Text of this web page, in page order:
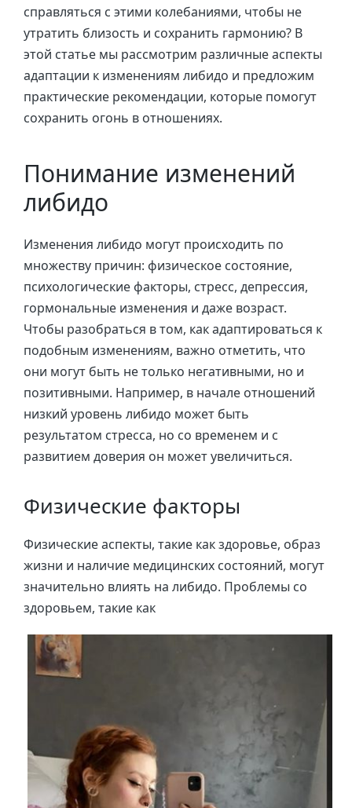
справляться с этими колебаниями, чтобы не
утратить близость и сохранить гармонию? В
этой статье мы рассмотрим различные аспекты
адаптации к изменениям либидо и предложим
практические рекомендации, которые помогут
сохранить огонь в отношениях.
Понимание изменений
либидо
Изменения либидо могут происходить по
множеству причин: физическое состояние,
психологические факторы, стресс, депрессия,
гормональные изменения и даже возраст.
Чтобы разобраться в том, как адаптироваться к
подобным изменениям, важно отметить, что
они могут быть не только негативными, но и
позитивными. Например, в начале отношений
низкий уровень либидо может быть
результатом стресса, но со временем и с
развитием доверия он может увеличиться.
Физические факторы
Физические аспекты, такие как здоровье, образ
жизни и наличие медицинских состояний, могут
значительно влиять на либидо. Проблемы со
здоровьем, такие как